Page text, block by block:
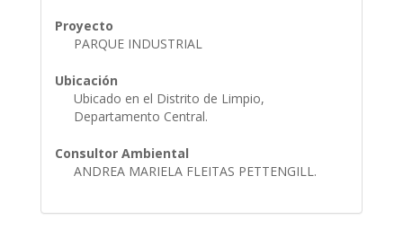
Proyecto
PARQUE INDUSTRIAL
Ubicación
Ubicado en el Distrito de Limpio,
Departamento Central.
Consultor Ambiental
ANDREA MARIELA FLEITAS PETTENGILL.